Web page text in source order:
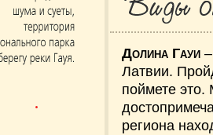
Долина Гауи–
Латвии.
поймете это.
региона